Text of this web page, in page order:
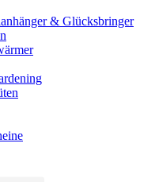
& Glücksbringer